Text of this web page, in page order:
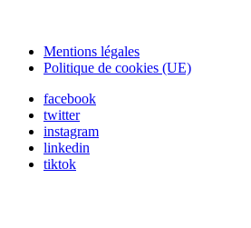
Mentions légales
Politique de cookies (UE)
facebook
twitter
instagram
linkedin
tiktok